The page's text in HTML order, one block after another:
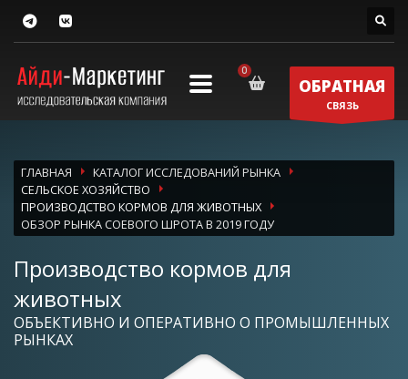
ОБРАТНАЯ
СВЯЗЬ
ГЛАВНАЯ
КАТАЛОГ ИССЛЕДОВАНИЙ РЫНКА
СЕЛЬСКОЕ ХОЗЯЙСТВО
ПРОИЗВОДСТВО КОРМОВ ДЛЯ ЖИВОТНЫХ
ОБЗОР РЫНКА СОЕВОГО ШРОТА В 2019 ГОДУ
Производство кормов для
животных
ОБЪЕКТИВНО И ОПЕРАТИВНО О ПРОМЫШЛЕННЫХ
РЫНКАХ